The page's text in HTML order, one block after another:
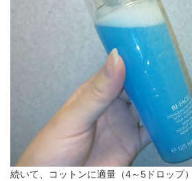
続いて、コットンに適量（4～5ドロップ